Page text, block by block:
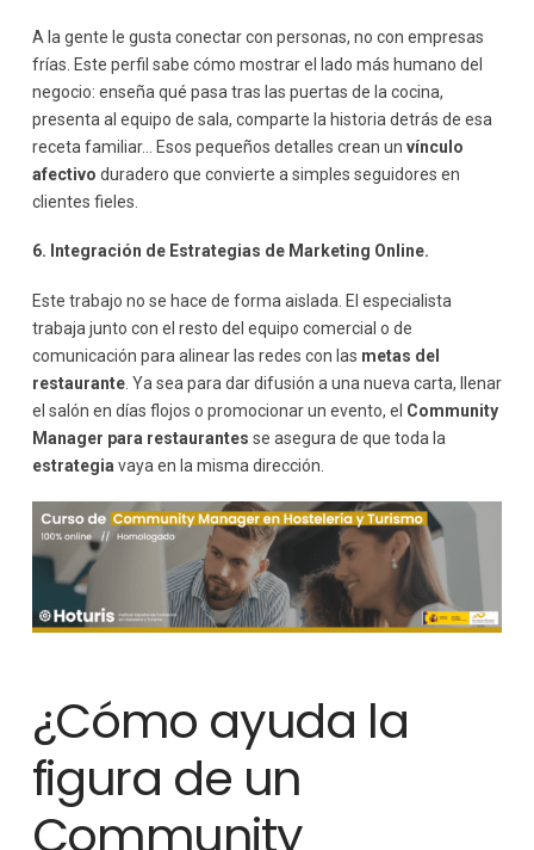
A la gente le gusta conectar con personas, no con empresas
frías. Este perfil sabe cómo mostrar el lado más humano del
negocio: enseña qué pasa tras las puertas de la cocina,
presenta al equipo de sala, comparte la historia detrás de esa
receta familiar… Esos pequeños detalles crean un vínculo
afectivo duradero que convierte a simples seguidores en
clientes fieles.
6. Integración de Estrategias de Marketing Online.
Este trabajo no se hace de forma aislada. El especialista
trabaja junto con el resto del equipo comercial o de
comunicación para alinear las redes con las metas del
restaurante. Ya sea para dar difusión a una nueva carta, llenar
el salón en días flojos o promocionar un evento, el Community
Manager para restaurantes se asegura de que toda la
estrategia vaya en la misma dirección.
¿Cómo ayuda la
figura de un
Community